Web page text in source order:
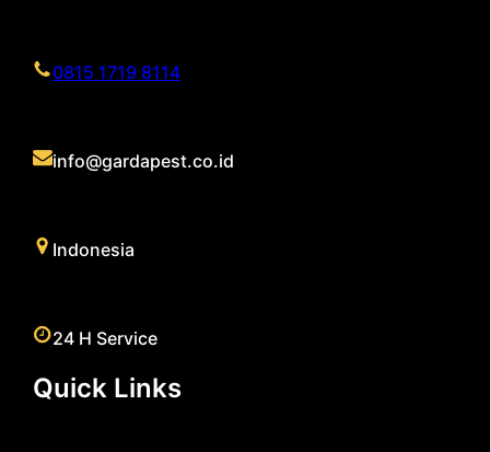
0815 1719 8114
info@gardapest.co.id
Indonesia
24 H Service
Quick Links